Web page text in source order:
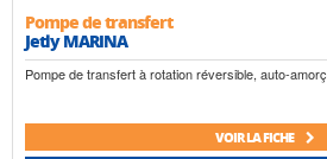
Pompe de transfert
Jetly MARINA
Pompe de transfert à rotation réversible, auto-
VOIR LA FICHE